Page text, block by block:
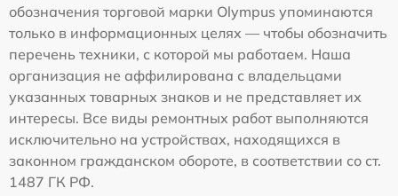
обозначения торговой марки Olympus упоминаются
только в информационных целях — чтобы обозначить
перечень техники, с которой мы работаем. Наша
организация не аффилирована с владельцами
указанных товарных знаков и не представляет их
интересы. Все виды ремонтных работ выполняются
исключительно на устройствах, находящихся в
законном гражданском обороте, в соответствии со ст.
1487 ГК РФ.